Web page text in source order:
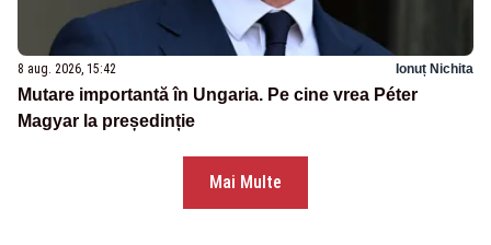
8 aug. 2026, 15:42 Ionuț Nichita
Mutare importantă în Ungaria. Pe cine vrea Péter
Magyar la președinție
Mai Multe